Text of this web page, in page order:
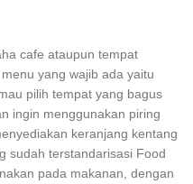
cafe ataupun tempat
yang wajib ada yaitu
pilih tempat yang bagus
ingin menggunakan piring
keranjang kentang
sudah terstandarisasi Food
pada makanan, dengan